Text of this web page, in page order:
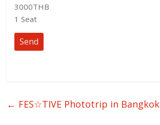
3000THB
1 Seat
← FES☆TIVE Phototrip in Bangkok